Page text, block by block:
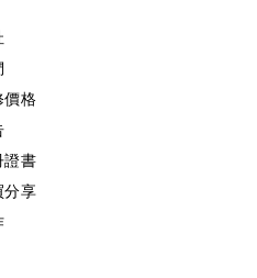
價格
證書
分享